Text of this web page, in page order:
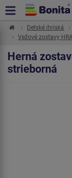
Detské ihriská
Vežové zostavy
Herná
strieborná